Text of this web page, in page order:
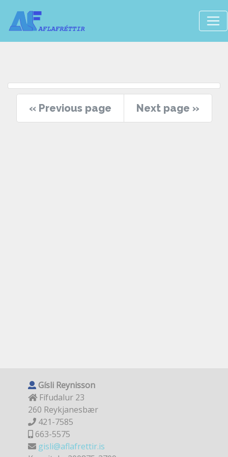
« Previous page Next page »
Gísli Reynisson
Fífudalur 23
260 Reykjanesbær
421-7585
663-5575
gisli@aflafrettir.is